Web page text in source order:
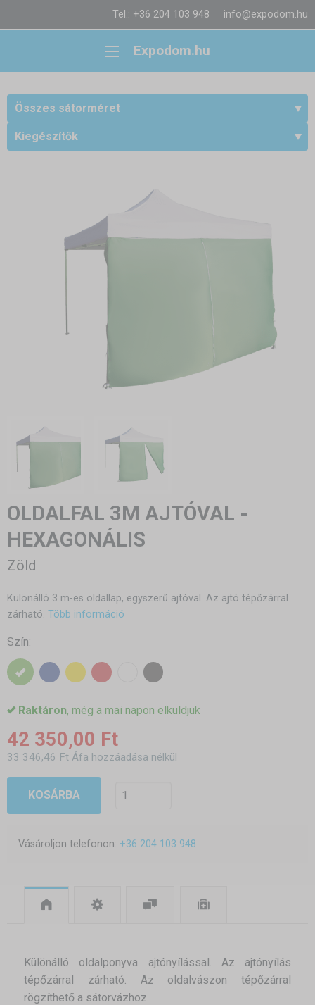
Tel.: +36 204 103 948 info@expodom.hu
Expodom.hu
Összes sátorméret
Kiegészítők
OLDALFAL 3M AJTÓVAL -
HEXAGONÁLIS
Zöld
Különálló 3 m-es oldallap, egyszerű ajtóval. Az ajtó tépőzárral
zárható. Több információ
Szín:
Raktáron, még a mai napon elküldjük
42 350,00 Ft
33 346,46 Ft Áfa hozzáadása nélkül
KOSÁRBA
Vásároljon telefonon: +36 204 103 948
Különálló oldalponyva ajtónyílással. Az ajtónyílás
tépőzárral zárható. Az oldalvászon tépőzárral
rögzíthető a sátorvázhoz.